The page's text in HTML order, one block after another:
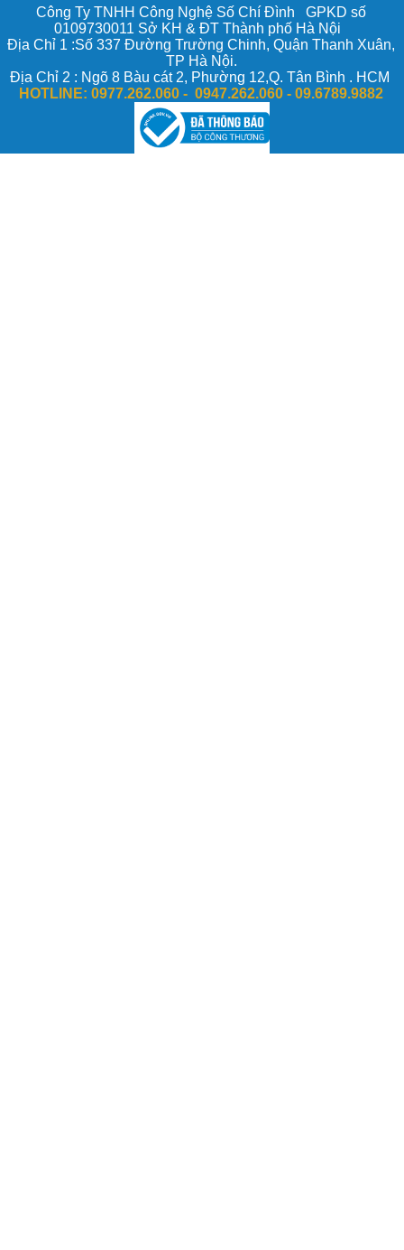
Công Ty TNHH Công Nghệ Số Chí Đình GPKD số
0109730011 Sở KH & ĐT Thành phố Hà Nội
Địa Chỉ 1 :Số 337 Đường Trường Chinh, Quận Thanh Xuân,
TP Hà Nội.
Địa Chỉ 2 : Ngõ 8 Bàu cát 2, Phường 12,Q. Tân Bình . HCM
HOTLINE: 0977.262.060 - 0947.262.060 -09.6789.9882